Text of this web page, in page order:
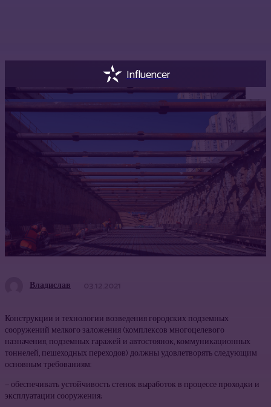
Influencer
Владислав
Конструкции и технологии возведения городских подземных
сооружений мелкого заложения (комплексов многоцелевого
назначения, подземных гаражей и автостоянок, коммуникационных
тоннелей, пешеходных переходов) должны удовлетворять следующим
основным требованиям:
— обеспечивать устойчивость стенок выработок в процессе проходки и
эксплуатации сооружения;